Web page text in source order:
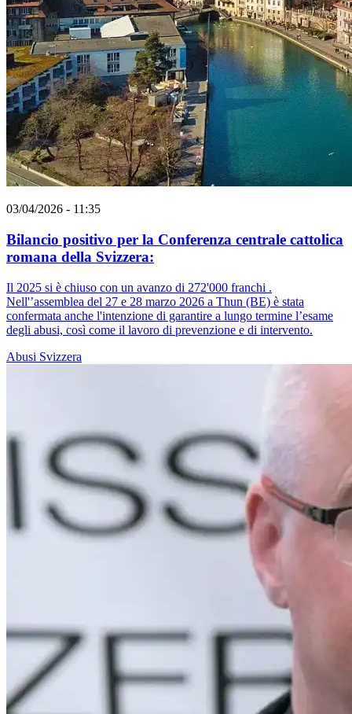
03/04/2026 - 11:35
Bilancio positivo per la Conferenza centrale cattolica
romana della Svizzera:
Il 2025 si è chiuso con un avanzo di 272'000 franchi .
Nell'’assemblea del 27 e 28 marzo 2026 a Thun (BE) è stata
confermata anche l'intenzione di garantire a lungo termine l’esame
degli abusi, così come il lavoro di prevenzione e di intervento.
Abusi Svizzera